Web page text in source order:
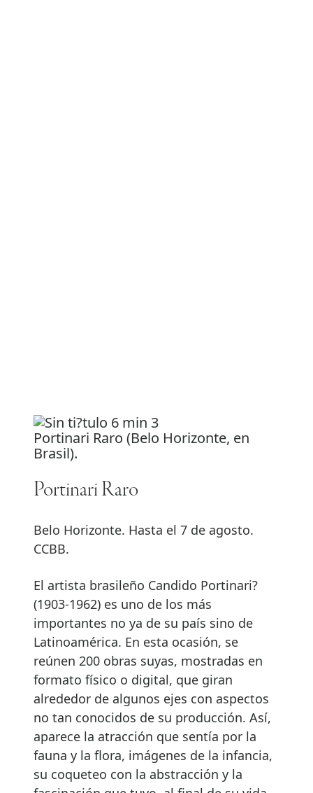
Portinari Raro (Belo Horizonte, en
Brasil).
Portinari Raro
Belo Horizonte. Hasta el 7 de agosto.
CCBB.
El artista brasileño Candido Portinari?
(1903-1962) es uno de los más
importantes no ya de su país sino de
Latinoamérica. En esta ocasión, se
reúnen 200 obras suyas, mostradas en
formato físico o digital, que giran
alrededor de algunos ejes con aspectos
no tan conocidos de su producción. Así,
aparece la atracción que sentía por la
fauna y la flora, imágenes de la infancia,
su coqueteo con la abstracción y la